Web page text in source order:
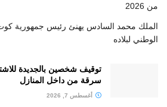
من 2026
الملك محمد السادس يهنئ رئيس جمهورية كوت
الوطني لبلاده
توقيف شخصين بالجديدة
سرقة من داخل المنازل
أغسطس 7, 2026